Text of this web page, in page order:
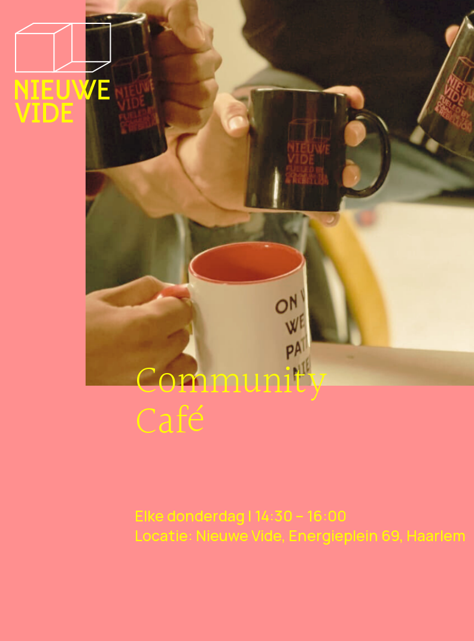
Community
Café
Elke donderdag | 14:30 – 16:00
Locatie: Nieuwe Vide, Energieplein 69, Haarlem